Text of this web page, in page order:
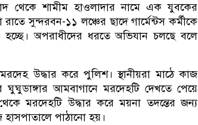
থেকে শামীম হাওলাদার নামে এক যুবকের
সুন্দরবন-১১ লঞ্চের ছাদে গার্মেন্টস কর্মীকে
অপরাধীদের ধরতে অভিযান চলছে বলে
উদ্ধার করে পুলিশ। স্থানীয়রা মাঠে কাজ
আমবাগানে মরদেহটি দেখতে পেয়ে
মরদেহটি উদ্ধার করে ময়না তদন্তের জন্য
পাঠানো হয়।